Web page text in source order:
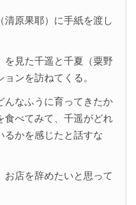
原果耶）に手紙を渡し
を見た千遥と千夏（粟野
ンを訪ねてくる。
んなふうに育ってきたか
食べてみて、千遥がどれ
るかを感じたと話すな
お店を辞めたいと思って